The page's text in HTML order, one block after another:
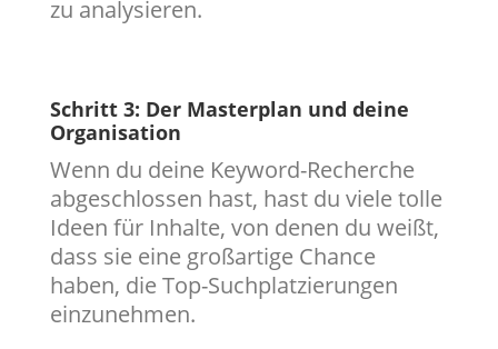
zu analysieren.
Schritt 3: Der Masterplan und deine
Organisation
Wenn du deine Keyword-Recherche
abgeschlossen hast, hast du viele tolle
Ideen für Inhalte, von denen du weißt,
dass sie eine großartige Chance
haben, die Top-Suchplatzierungen
einzunehmen.